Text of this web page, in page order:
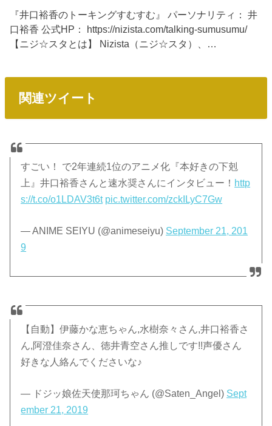
『井口裕香のトーキングすむすむ』 パーソナリティ： 井
口裕香 公式HP： https://nizista.com/talking-sumusumu/
【ニジ☆スタとは】 Nizista（ニジ☆スタ）、…
関連ツイート
すごい！ で2年連続1位のアニメ化『本好きの下剋
上』井口裕香さんと速水奨さんにインタビュー！ http
s://t.co/o1LDAV3t6t pic.twitter.com/zckILyC7Gw
— ANIME SEIYU (@animeseiyu) September 21, 201
9
【自動】伊藤かな恵ちゃん,水樹奈々さん,井口裕香さ
ん,阿澄佳奈さん、徳井青空さん推しです!!声優さん
好きな人絡んでくださいな♪
— ドジッ娘佐天使那珂ちゃん (@Saten_Angel) Sept
ember 21, 2019